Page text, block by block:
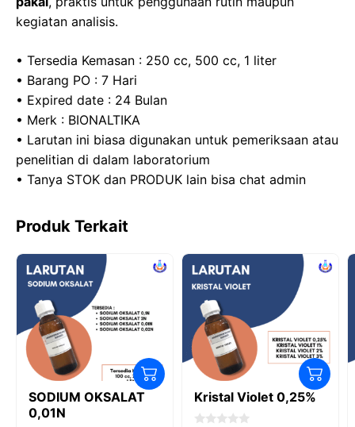
kegiatan analisis.
• Tersedia Kemasan : 250 cc, 500 cc, 1 liter
• Barang PO : 7 Hari
• Expired date : 24 Bulan
• Merk : BIONALTIKA
• Larutan ini biasa digunakan untuk pemeriksaan atau
penelitian di dalam laboratorium
• Tanya STOK dan PRODUK lain bisa chat admin
Produk Terkait
SODIUM OKSALAT
0,01N
Kristal Violet 0,25%